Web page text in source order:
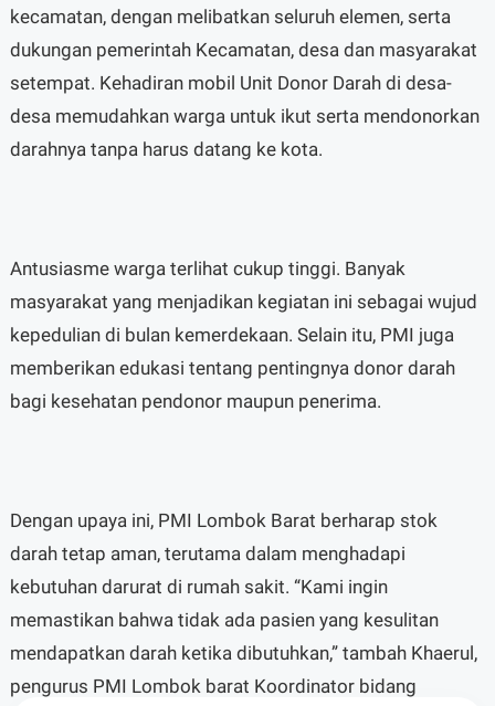
kecamatan, dengan melibatkan seluruh elemen, serta
dukungan pemerintah Kecamatan, desa dan masyarakat
setempat. Kehadiran mobil Unit Donor Darah di desa-
desa memudahkan warga untuk ikut serta mendonorkan
darahnya tanpa harus datang ke kota.
Antusiasme warga terlihat cukup tinggi. Banyak
masyarakat yang menjadikan kegiatan ini sebagai wujud
kepedulian di bulan kemerdekaan. Selain itu, PMI juga
memberikan edukasi tentang pentingnya donor darah
bagi kesehatan pendonor maupun penerima.
Dengan upaya ini, PMI Lombok Barat berharap stok
darah tetap aman, terutama dalam menghadapi
kebutuhan darurat di rumah sakit. “Kami ingin
memastikan bahwa tidak ada pasien yang kesulitan
mendapatkan darah ketika dibutuhkan,” tambah Khaerul,
pengurus PMI Lombok barat Koordinator bidang